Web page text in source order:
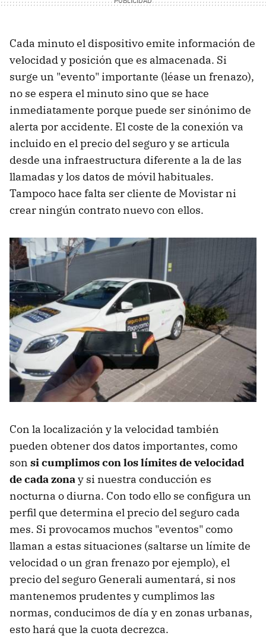
Cada minuto el dispositivo emite información de
velocidad y posición que es almacenada. Si
surge un "evento" importante (léase un frenazo),
no se espera el minuto sino que se hace
inmediatamente porque puede ser sinónimo de
alerta por accidente. El coste de la conexión va
incluido en el precio del seguro y se articula
desde una infraestructura diferente a la de las
llamadas y los datos de móvil habituales.
Tampoco hace falta ser cliente de Movistar ni
crear ningún contrato nuevo con ellos.
Con la localización y la velocidad también
pueden obtener dos datos importantes, como
son si cumplimos con los límites de velocidad
de cada zonay si nuestra conducción es
nocturna o diurna. Con todo ello se configura un
perfil que determina el precio del seguro cada
mes. Si provocamos muchos "eventos" como
llaman a estas situaciones (saltarse un límite de
velocidad o un gran frenazo por ejemplo), el
precio del seguro Generali aumentará, si nos
mantenemos prudentes y cumplimos las
normas, conducimos de día y en zonas urbanas,
esto hará que la cuota decrezca.